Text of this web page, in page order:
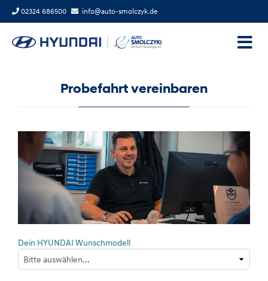
02324 686500 info@auto-smolczyk.de
Probefahrt vereinbaren
Dein HYUNDAI Wunschmodell